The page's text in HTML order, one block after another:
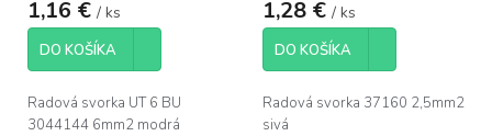
1,16 € / ks
DO KOŠÍKA
Radová svorka UT 6 BU
3044144 6mm2 modrá
1,28 € / ks
DO KOŠÍKA
Radová svorka 37160 2,5mm2
sivá